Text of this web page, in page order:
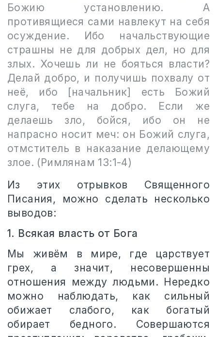
Божию установлению. А
противящиеся сами навлекут на себя
осуждение. Ибо начальствующие
страшны не для добрых дел, но для
злых. Хочешь ли не бояться власти?
Делай добро, и получишь похвалу от
неё, ибо [начальник] есть Божий
слуга, тебе на добро. Если же
делаешь зло, бойся, ибо он не
напрасно носит меч: он Божий слуга,
отмститель в наказание делающему
злое. (Римлянам 13:1-4)
Из этих отрывков Священного
Писания, можно сделать несколько
выводов:
1. Всякая власть от Бога
Мы живём в мире, где царствует
грех, а значит, несовершенны
отношения между людьми. Нередко
можно наблюдать, как сильный
обижает слабого, как богатый
обирает бедного. Совершаются